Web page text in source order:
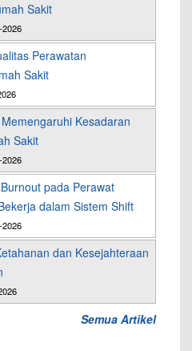
Sakit
2026
Perawatan
Sakit
Kesadaran
Sakit
2026
pada Perawat
dalam Sistem Shift
2026
dan Kesejahteraan
Semua Artikel